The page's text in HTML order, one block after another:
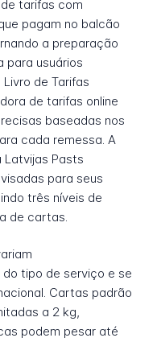
tarifas com
pagam no balcão
a preparação
para usuários
de Tarifas
de tarifas online
baseadas nos
cada remessa. A
Latvijas Pasts
para seus
três níveis de
de cartas.
tipo de serviço e se
Cartas padrão
a 2 kg,
podem pesar até